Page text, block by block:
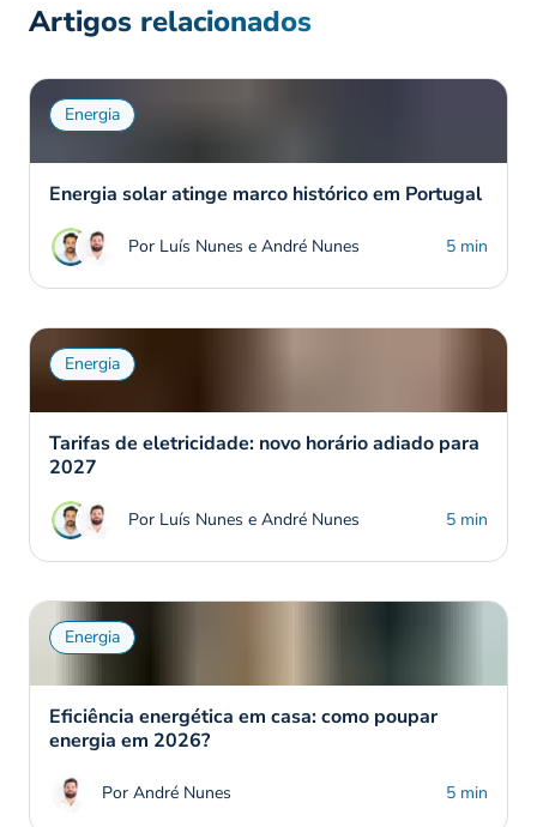
Artigos relacionados
Energia
Energia solar atinge marco histórico em Portugal
Por Luís Nunes e André Nunes 5 min
Energia
Tarifas de eletricidade: novo horário adiado para
2027
Por Luís Nunes e André Nunes 5 min
Energia
Eficiência energética em casa: como poupar
energia em 2026?
Por André Nunes 5 min